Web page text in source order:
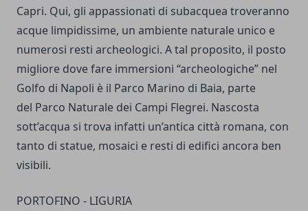
Capri. Qui, gli appassionati di subacquea troveranno
acque limpidissime, un ambiente naturale unico e
numerosi resti archeologici. A tal proposito, il posto
migliore dove fare immersioni “archeologiche” nel
Golfo di Napoli è il Parco Marino di Baia, parte
del Parco Naturale dei Campi Flegrei. Nascosta
sott’acqua si trova infatti un’antica città romana, con
tanto di statue, mosaici e resti di edifici ancora ben
visibili.
PORTOFINO - LIGURIA